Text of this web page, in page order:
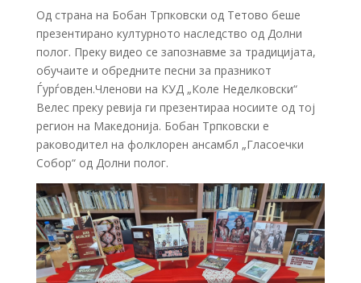
Од страна на Бобан Трпковски од Тетово беше
презентирано културното наследство од Долни
полог. Преку видео се запознавме за традицијата,
обучаите и обредните песни за празникот
Ѓурѓовден.Членови на КУД „Коле Неделковски“
Велес преку ревија ги презентираа носиите од тој
регион на Македонија. Бобан Трпковски е
раководител на фолклорен ансамбл „Гласоечки
Собор“ од Долни полог.